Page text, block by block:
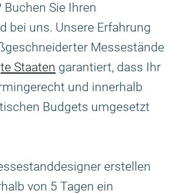
Buchen Sie Ihren
bei uns. Unsere Erfahrung
Messestände
Staaten garantiert, dass Ihr
und innerhalb
Budgets umgesetzt
erstellen
von 5 Tagen ein